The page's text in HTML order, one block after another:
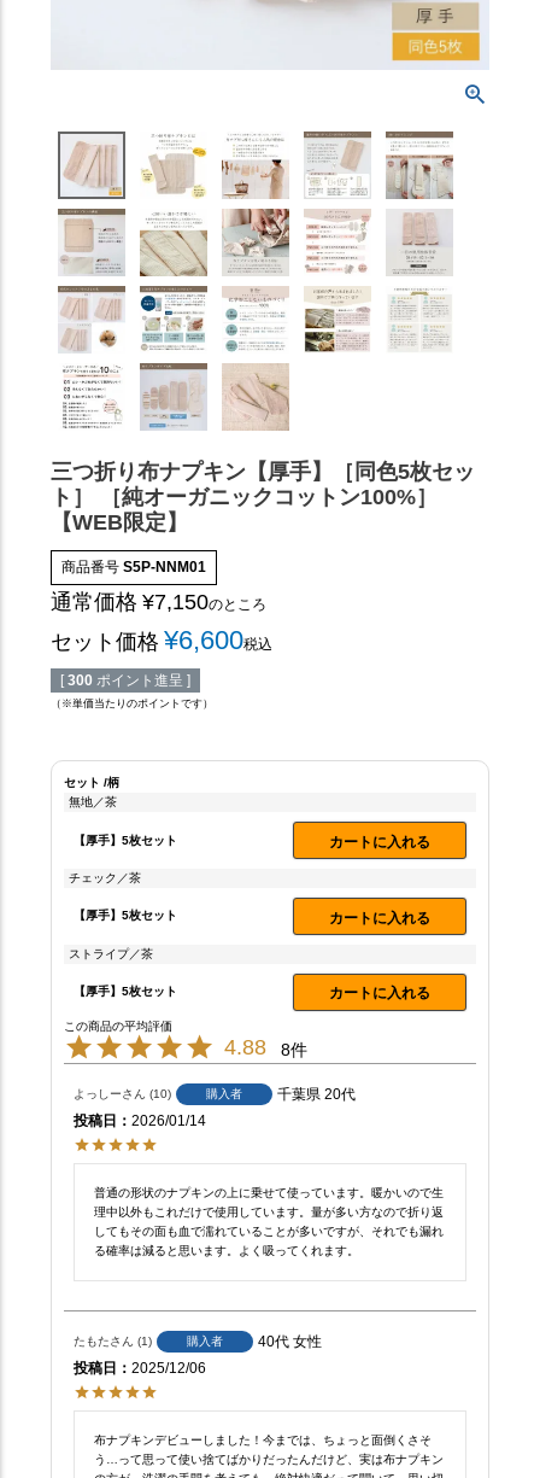
三つ折り布ナプキン【厚手】［同色5枚セッ
ト］ ［純オーガニックコットン100%］
【WEB限定】
商品番号 S5P-NNM01
通常価格 ¥7,150のところ
セット価格 ¥6,600税込
[ 300 ポイント進呈 ]
（※単価当たりのポイントです）
セット
柄
無地／茶
【厚手】5枚セット カートに入れる
チェック／茶
【厚手】5枚セット カートに入れる
ストライプ／茶
【厚手】5枚セット カートに入れる
4.88 8
よっしー 10 購入者 千葉県 20代
投稿日
2026/01/14
普通の形状のナプキンの上に乗せて使っています。暖かいので生
理中以外もこれだけで使用しています。量が多い方なので折り返
してもその面も血で濡れていることが多いですが、それでも漏れ
る確率は減ると思います。よく吸ってくれます。
たもた 1 購入者 40代 女性
投稿日
2025/12/06
布ナプキンデビューしました！今までは、ちょっと面倒くさそ
う…って思って使い捨てばかりだったんだけど、実は布ナプキン